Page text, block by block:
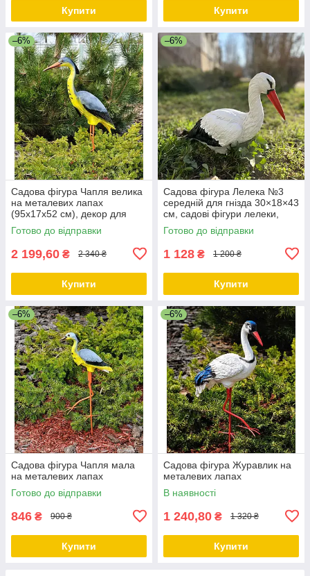
Купити Купити
–6%
Садова фігура Чапля велика
на металевих лапах
(95х17х52 см), декор для
саду, садові фігури з
полістоуну
Готово до відправки
2 199,60 ₴ 2 340 ₴
Купити
–6%
Садова фігура Лелека №3
середній для гнізда 30×18×43
см, садові фігури лелеки,
лелеки садові, садово
паркові скульптури лелеки,
Готово до відправки
1 128 ₴ 1 200 ₴
Купити
–6%
Садова фігура Чапля мала
на металевих лапах
Готово до відправки
846 ₴ 900 ₴
Купити
–6%
Садова фігура Журавлик на
металевих лапах
В наявності
1 240,80 ₴ 1 320 ₴
Купити